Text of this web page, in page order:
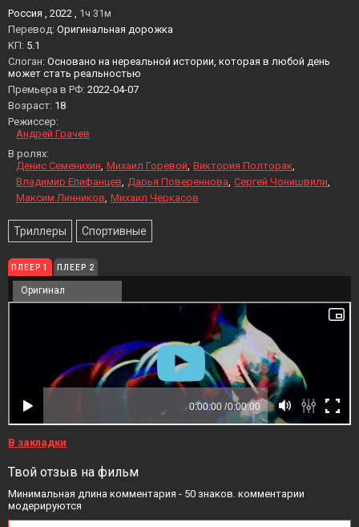
Россия , 2022 , 1ч 31м
Перевод: Оригинальная дорожка
KП: 5.1
Слоган: Основано на нереальной истории, которая в любой день
может стать реальностью
Премьера в РФ: 2022-04-07
Возраст: 18
Режиссер:
Андрей Грачев
В ролях:
Денис Семенихин Михаил Горевой Виктория Полторак
Владимир Епифанцев Дарья Повереннова Сергей Чонишвили
Максим Линников Михаил Черкасов
Триллеры Спортивные
ПЛЕЕР 1 ПЛЕЕР 2
Оригинал
В закладки
Твой отзыв на фильм
Минимальная длина комментария - 50 знаков. комментарии
модерируются